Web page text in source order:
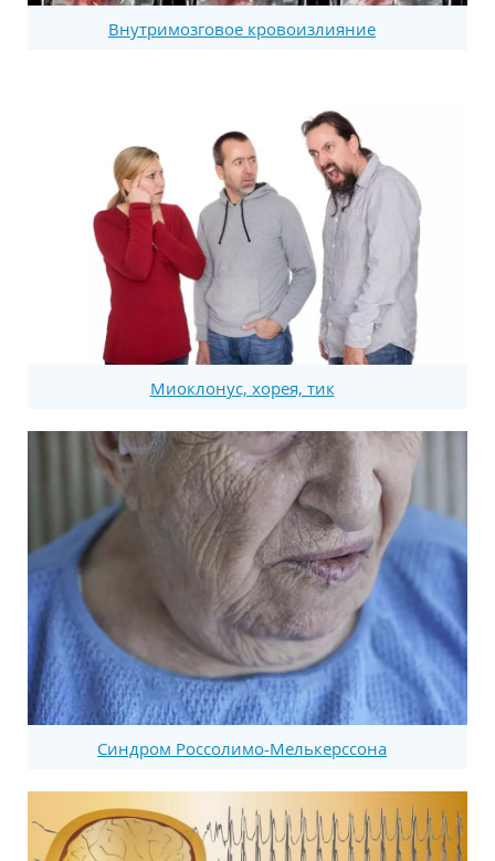
Внутримозговое кровоизлияние
Миоклонус, хорея, тик
Синдром Россолимо-Мелькерссона